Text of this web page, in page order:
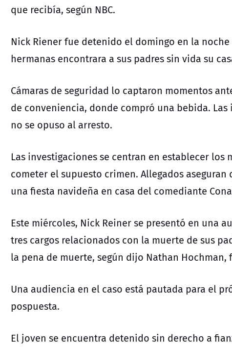
que recibía, según NBC.
Nick Riener fue detenido el domingo en la
hermanas encontrara a sus padres sin vida su
Cámaras de seguridad lo captaron momentos
de conveniencia, donde compró una bebida.
no se opuso al arresto.
Las investigaciones se centran en establecer
cometer el supuesto crimen. Allegados
una fiesta navideña en casa del comediante
Este miércoles, Nick Reiner se presentó en una
tres cargos relacionados con la muerte de sus
la pena de muerte, según dijo Nathan Hochman,
Una audiencia en el caso está pautada para el
pospuesta.
El joven se encuentra detenido sin derecho a